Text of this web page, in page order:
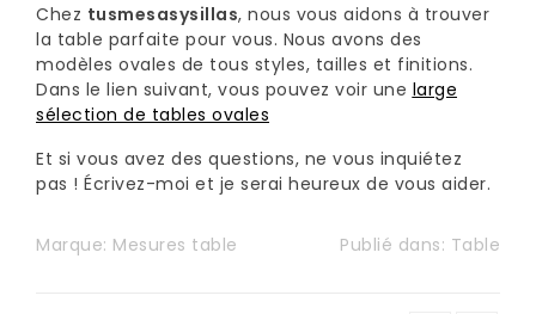
Chez tusmesasysillas, nous vous aidons à trouver
la table parfaite pour vous. Nous avons des
modèles ovales de tous styles, tailles et finitions.
Dans le lien suivant, vous pouvez voir une large
sélection de tables ovales
Et si vous avez des questions, ne vous inquiétez
pas ! Écrivez-moi et je serai heureux de vous aider.
Marque: Mesures table Publié dans: Table